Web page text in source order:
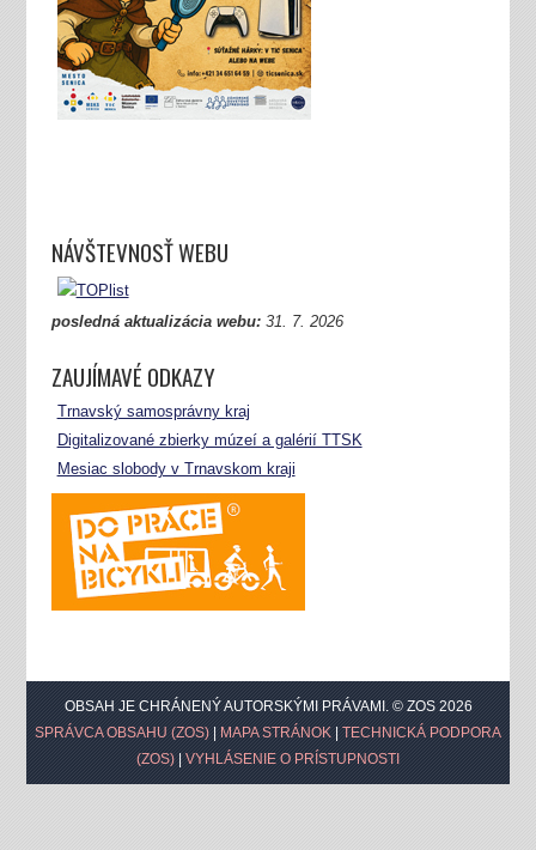
NÁVŠTEVNOSŤ WEBU
posledná aktualizácia webu:31. 7. 2026
ZAUJÍMAVÉ ODKAZY
Trnavský samosprávny kraj
Digitalizované zbierky múzeí a galérií TTSK
Mesiac slobody v Trnavskom kraji
OBSAH JE CHRÁNENÝ AUTORSKÝMI PRÁVAMI. © ZOS 2026
SPRÁVCA OBSAHU (ZOS)
MAPA STRÁNOK
TECHNICKÁ PODPORA
(ZOS)
VYHLÁSENIE O PRÍSTUPNOSTI